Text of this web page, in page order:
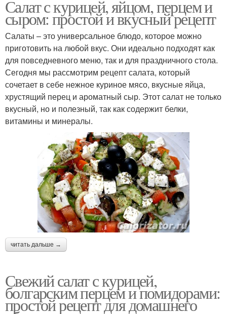
Салат с курицей, яйцом, перцем и
сыром: простой и вкусный рецепт
Салаты – это универсальное блюдо, которое можно
приготовить на любой вкус. Они идеально подходят как
для повседневного меню, так и для праздничного стола.
Сегодня мы рассмотрим рецепт салата, который
сочетает в себе нежное куриное мясо, вкусные яйца,
хрустящий перец и ароматный сыр. Этот салат не только
вкусный, но и полезный, так как содержит белки,
витамины и минералы.
читать дальше →
Свежий салат с курицей,
болгарским перцем и помидорами:
простой рецепт для домашнего